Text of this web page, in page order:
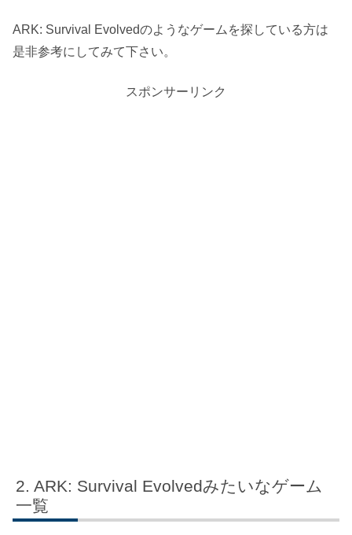
ARK: Survival Evolvedのようなゲームを探している方は
是非参考にしてみて下さい。
スポンサーリンク
ARK: Survival Evolvedみたいなゲーム
一覧